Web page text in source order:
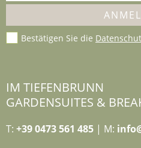
Bestätigen Sie die
IM TIEFENBRUNN
GARDENSUITES &
T: +39 0473 561 485 | M: